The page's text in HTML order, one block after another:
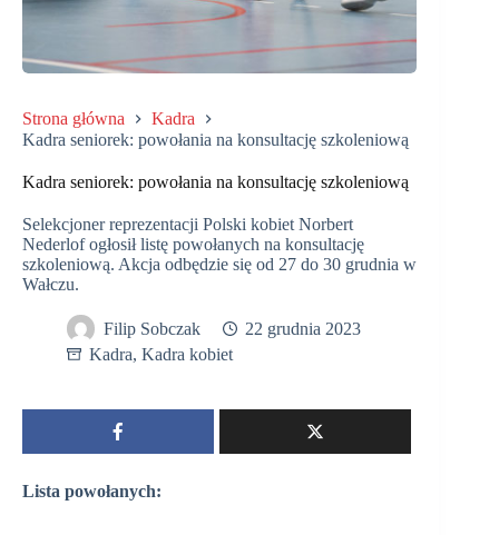
Strona główna
Kadra
Kadra seniorek: powołania na konsultację szkoleniową
Kadra seniorek: powołania na konsultację szkoleniową
Selekcjoner reprezentacji Polski kobiet Norbert
Nederlof ogłosił listę powołanych na konsultację
szkoleniową. Akcja odbędzie się od 27 do 30 grudnia w
Wałczu.
Filip Sobczak
22 grudnia 2023
Kadra, Kadra kobiet
Lista powołanych: